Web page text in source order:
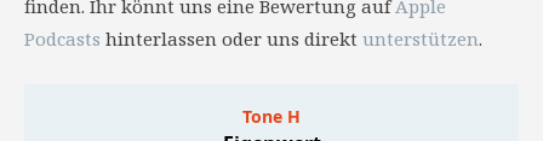
finden. Ihr könnt uns eine Bewertung aufApple
Podcasts hinterlassen oder uns direkt unterstützen.